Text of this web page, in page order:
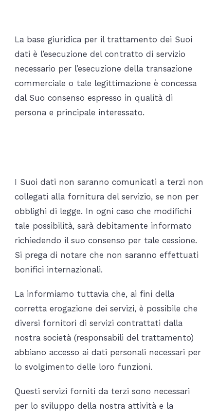
La base giuridica per il trattamento dei Suoi
dati è l’esecuzione del contratto di servizio
necessario per l’esecuzione della transazione
commerciale o tale legittimazione è concessa
dal Suo consenso espresso in qualità di
persona e principale interessato.
I Suoi dati non saranno comunicati a terzi non
collegati alla fornitura del servizio, se non per
obblighi di legge. In ogni caso che modifichi
tale possibilità, sarà debitamente informato
richiedendo il suo consenso per tale cessione.
Si prega di notare che non saranno effettuati
bonifici internazionali.
La informiamo tuttavia che, ai fini della
corretta erogazione dei servizi, è possibile che
diversi fornitori di servizi contrattati dalla
nostra società (responsabili del trattamento)
abbiano accesso ai dati personali necessari per
lo svolgimento delle loro funzioni.
Questi servizi forniti da terzi sono necessari
per lo sviluppo della nostra attività e la